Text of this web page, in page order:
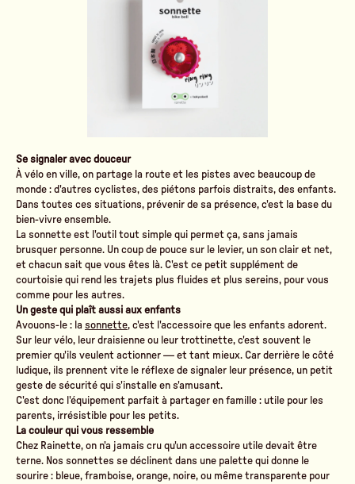
Se signaler avec douceur
À vélo en ville, on partage la route et les pistes avec beaucoup de
monde : d'autres cyclistes, des piétons parfois distraits, des enfants.
Dans toutes ces situations, prévenir de sa présence, c'est la base du
bien-vivre ensemble.
La sonnette est l'outil tout simple qui permet ça, sans jamais
brusquer personne. Un coup de pouce sur le levier, un son clair et net,
et chacun sait que vous êtes là. C'est ce petit supplément de
courtoisie qui rend les trajets plus fluides et plus sereins, pour vous
comme pour les autres.
Un geste qui plaît aussi aux enfants
Avouons-le : la sonnette, c'est l'accessoire que les enfants adorent.
Sur leur vélo, leur draisienne ou leur trottinette, c'est souvent le
premier qu'ils veulent actionner — et tant mieux. Car derrière le côté
ludique, ils prennent vite le réflexe de signaler leur présence, un petit
geste de sécurité qui s'installe en s'amusant.
C'est donc l'équipement parfait à partager en famille : utile pour les
parents, irrésistible pour les petits.
La couleur qui vous ressemble
Chez Rainette, on n'a jamais cru qu'un accessoire utile devait être
terne. Nos sonnettes se déclinent dans une palette qui donne le
sourire : bleue, framboise, orange, noire, ou même transparente pour